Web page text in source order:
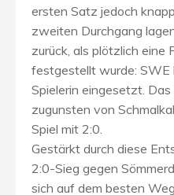
ersten Satz jedoch
zweiten Durchgang
zurück, als plötzlich eine
festgestellt wurde:
Spielerin eingesetzt.
zugunsten von
Spiel mit 2:0.
Gestärkt durch diese
2:0-Sieg gegen
sich auf dem besten